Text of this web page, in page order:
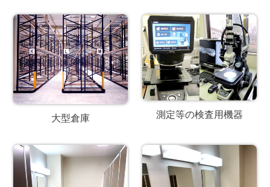
大型倉庫 測定等の検査用機器